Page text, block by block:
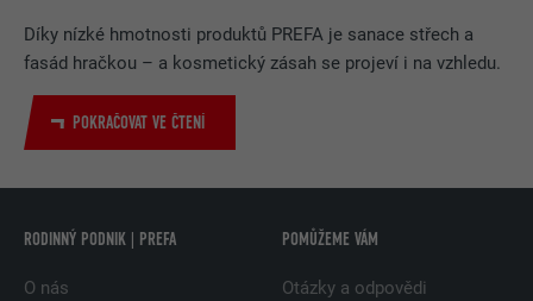
Díky nízké hmotnosti produktů PREFA je sanace střech a
fasád hračkou – a kosmetický zásah se projeví i na vzhledu.
POKRAČOVAT VE ČTENÍ
RODINNÝ PODNIK | PREFA
O nás
POMŮŽEME VÁM
Otázky a odpovědi